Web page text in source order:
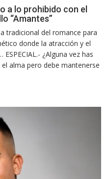
a lo prohibido con el
“Amantes”
tradicional del romance para
donde la atracción y el
¿Alguna vez has
alma pero debe mantenerse